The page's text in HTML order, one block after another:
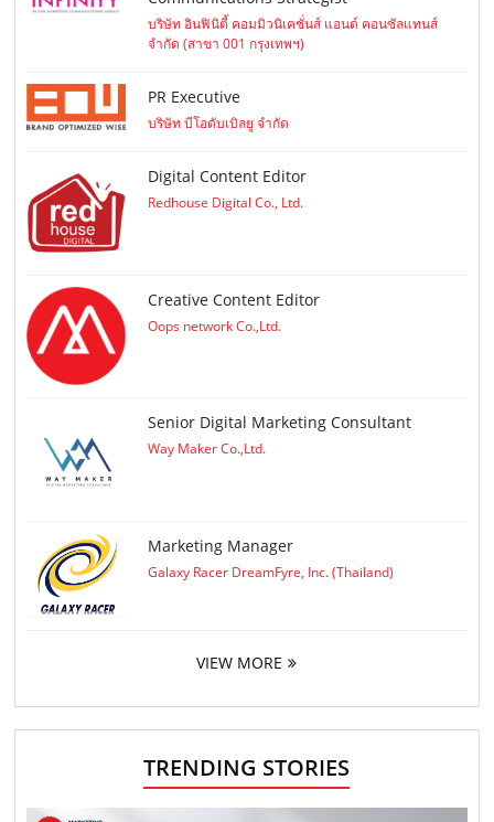
บริษัท อินฟินิตี้ คอมมิวนิเคชั่นส์ แอนด์ คอนซัลแทนส์
จำกัด (สาขา 001 กรุงเทพฯ)
PR Executive
บริษัท บีโอดับเบิลยู จำกัด
Digital Content Editor
Redhouse Digital Co., Ltd.
Creative Content Editor
Oops network Co.,Ltd.
Senior Digital Marketing Consultant
Way Maker Co.,Ltd.
Marketing Manager
Galaxy Racer DreamFyre, Inc. (Thailand)
VIEW MORE
TRENDING STORIES